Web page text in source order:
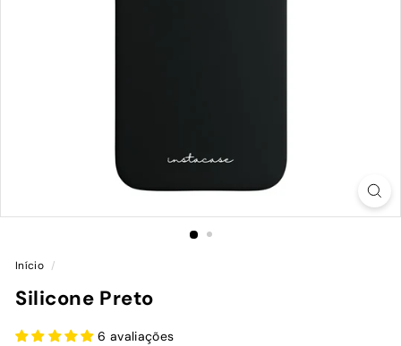
Início /
Silicone Preto
6 avaliações